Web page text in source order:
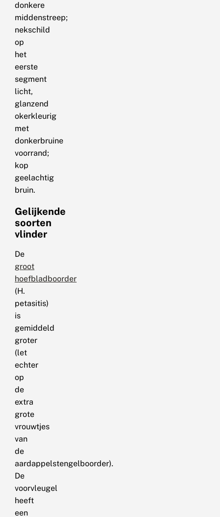
donkere
middenstreep;
nekschild
op
het
eerste
segment
licht,
glanzend
okerkleurig
met
donkerbruine
voorrand;
kop
geelachtig
bruin.
Gelijkende
soorten
vlinder
De
groot
hoefbladboorder
(H.
petasitis)
is
gemiddeld
groter
(let
echter
op
de
extra
grote
vrouwtjes
van
de
aardappelstengelboorder).
De
voorvleugel
heeft
een